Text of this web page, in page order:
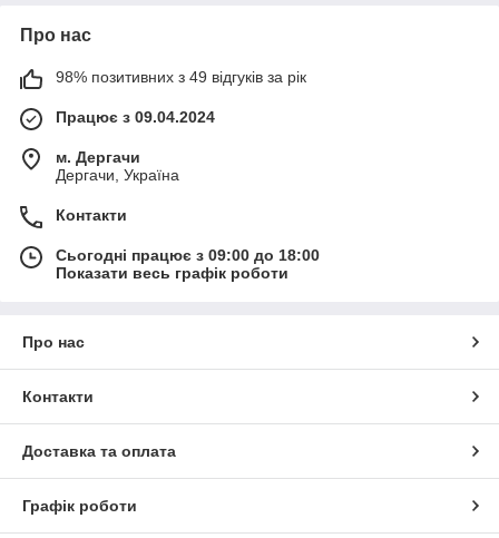
Про нас
98% позитивних з 49 відгуків за рік
Працює з 09.04.2024
м. Дергачи
Дергачи, Україна
Контакти
Сьогодні працює з 09:00 до 18:00
Показати весь графік роботи
Про нас
Контакти
Доставка та оплата
Графік роботи